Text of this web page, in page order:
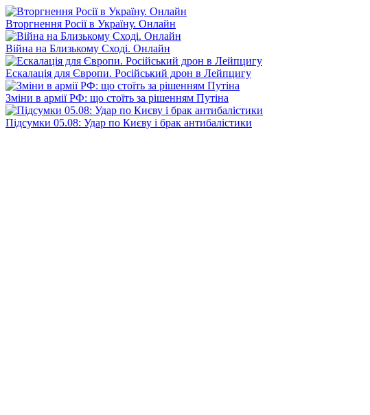
Вторгнення Росії в Україну. Онлайн
Війна на Близькому Сході. Онлайн
Ескалація для Європи. Російський дрон в Лейпцигу
Зміни в армії РФ: що стоїть за рішенням Путіна
Підсумки 05.08: Удар по Києву і брак антибалістики